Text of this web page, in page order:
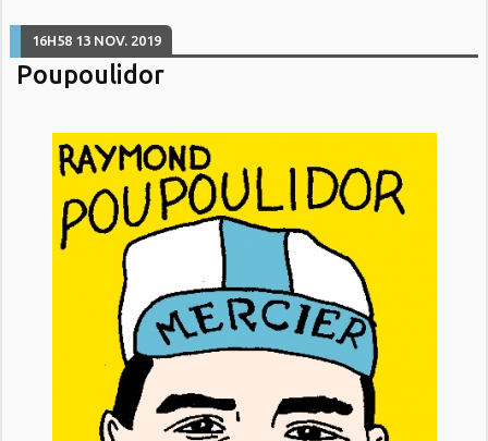
16H58 13 NOV. 2019
Poupoulidor